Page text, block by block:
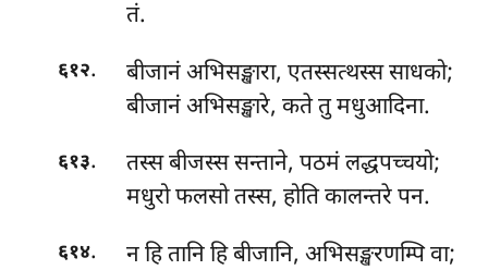
तं.
६१२.
बीजानं अभिसङ्खारा, एतस्सत्थस्स साधको;
बीजानं अभिसङ्खारे, कते तु मधुआदिना.
६१३.
तस्स बीजस्स सन्ताने, पठमं लद्धपच्चयो;
मधुरो फलसो तस्स, होति कालन्तरे पन.
६१४.
न हि तानि हि बीजानि, अभिसङ्खरणम्पि वा;